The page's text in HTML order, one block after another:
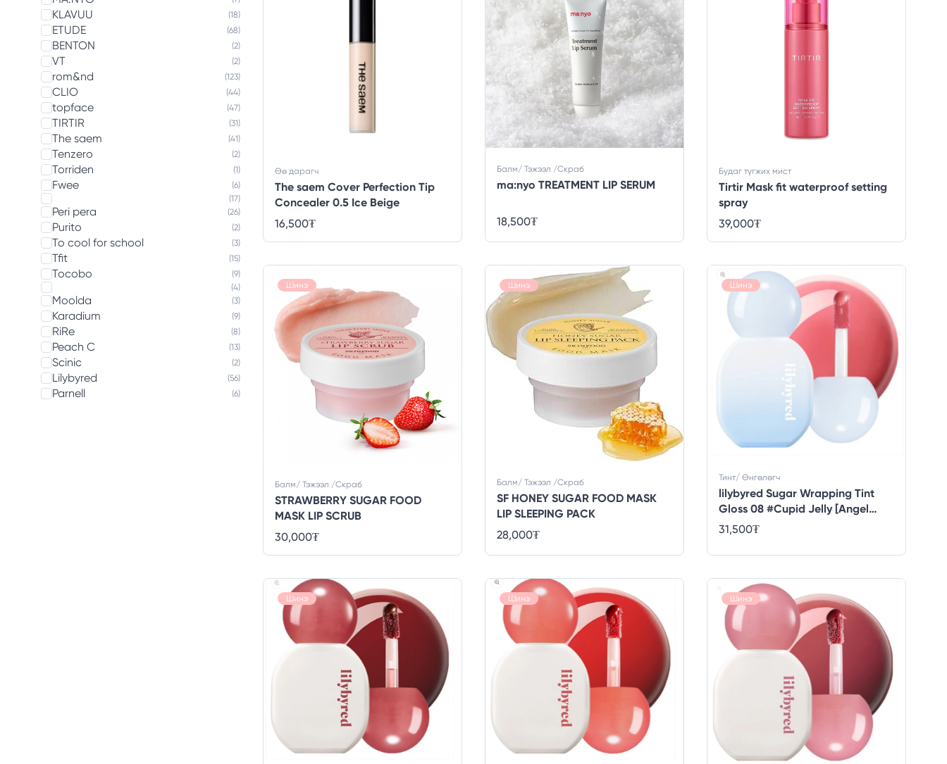
KLAVUU (18)
ETUDE (68)
BENTON (2)
VT (2)
rom&nd (123)
CLIO (44)
topface (47)
TIRTIR (31)
The saem (41)
Tenzero (2)
Torriden (1)
Fwee
(6)
(17)
Peri pera (26)
Purito (2)
To cool for school (3)
Tfit (15)
Tocobo
(9)
(4)
Moolda (3)
Karadium (9)
RiRe (8)
Peach C (13)
Scinic (2)
Lilybyred (56)
Parnell (6)
The saem Cover Perfection Tip
Concealer 0.5 Ice Beige
Өө дарагч
16,500₮
ma:nyo TREATMENT LIP SERUM
Балм/ Тэжээл /Скраб
18,500₮
Tirtir Mask fit waterproof setting
spray
Будаг түгжих мист
39,000₮
Шинэ
STRAWBERRY SUGAR FOOD
MASK LIP SCRUB
Балм/ Тэжээл /Скраб
30,000₮
Шинэ
SF HONEY SUGAR FOOD MASK
LIP SLEEPING PACK
Балм/ Тэжээл /Скраб
28,000₮
Шинэ
lilybyred Sugar Wrapping Tint
Gloss 08 #Cupid Jelly [Angel
Core Edition]
Тинт/ Өнгөлөгч
31,500₮
Шинэ Шинэ Шинэ